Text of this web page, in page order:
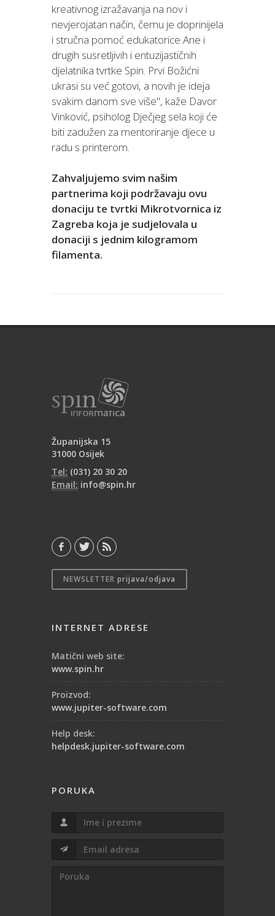
kreativnog izražavanja na nov i
nevjerojatan način, čemu je doprinijela
i stručna pomoć edukatorice Ane i
drugih susretljivih i entuzijastičnih
djelatnika tvrtke Spin. Prvi Božićni
ukrasi su već gotovi, a novih je ideja
svakim danom sve više", kaže Davor
Vinković, psiholog Dječjeg sela koji će
biti zadužen za mentoriranje djece u
radu s printerom.
Zahvaljujemo svim našim
partnerima koji podržavaju ovu
donaciju te tvrtki Mikrotvornica iz
Zagreba koja je sudjelovala u
donaciji s jednim kilogramom
filamenta.
Županijska 15
31000 Osijek
Tel: (031) 20 30 20
Email: info@spin.hr
NEWSLETTER prijava/odjava
INTERNET ADRESE
Matični web site:
www.spin.hr
Proizvod:
www.jupiter-software.com
Help desk:
helpdesk.jupiter-software.com
PORUKA